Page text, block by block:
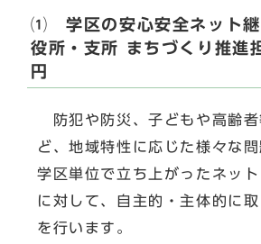
⑴ 学区の安心安全ネット継
役所・支所 まちづくり推進
円
防犯や防災、子どもや高齢者
ど、地域特性に応じた様々な
学区単位で立ち上がったネッ
に対して、自主的・主体的に
を行います。